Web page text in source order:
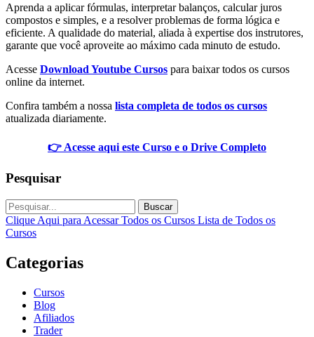
Aprenda a aplicar fórmulas, interpretar balanços, calcular juros
compostos e simples, e a resolver problemas de forma lógica e
eficiente. A qualidade do material, aliada à expertise dos instrutores,
garante que você aproveite ao máximo cada minuto de estudo.
Acesse Download Youtube Cursos para baixar todos os cursos
online da internet.
Confira também a nossa lista completa de todos os cursos
atualizada diariamente.
👉 Acesse aqui este Curso e o Drive Completo
Pesquisar
Buscar
Clique Aqui para Acessar Todos os Cursos Lista de Todos os
Cursos
Categorias
Cursos
Blog
Afiliados
Trader